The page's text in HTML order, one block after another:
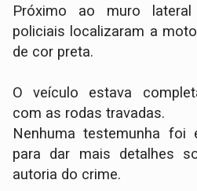
Próximo ao muro
policiais localizaram a
de cor preta.
O veículo estava
com as rodas travadas.
​Nenhuma testemunha foi
para dar mais detalhes
autoria do crime.